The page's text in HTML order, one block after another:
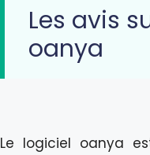
Les avis
oanya
Le logiciel oanya